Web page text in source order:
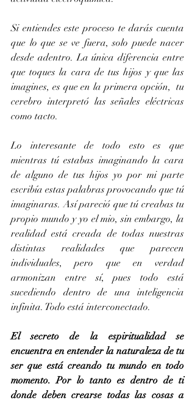
Si entiendes este proceso te darás cuenta
que lo que se ve fuera, solo puede nacer
desde adentro. La única diferencia entre
que toques la cara de tus hijos y que las
imagines, es que en la primera opción,  tu
cerebro interpretó las señales eléctricas
como tacto.
Lo interesante de todo esto es que
mientras tú estabas imaginando la cara
de alguno de tus hijos yo por mi parte
escribía estas palabras provocando que tú
imaginaras. Así pareció que tú creabas tu
propio mundo y yo el mio, sin embargo, la
realidad está creada de todas nuestras
distintas realidades que parecen
individuales, pero que en verdad
armonizan entre sí, pues todo está
sucediendo dentro de una inteligencia
infinita. Todo está interconectado.
El secreto de la espiritualidad se
encuentra en entender la naturaleza de tu
ser que está creando tu mundo en todo
momento. Por lo tanto es dentro de ti
donde deben crearse todas las cosas a